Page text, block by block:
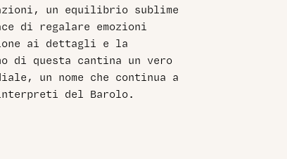
un equilibrio sublime
di regalare emozioni
ai dettagli e la
di questa cantina un vero
un nome che continua a
del Barolo.